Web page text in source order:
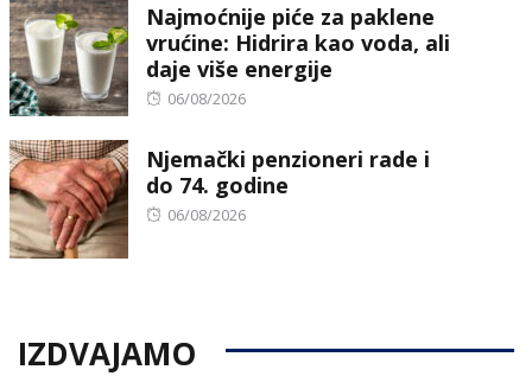
Najmoćnije piće za paklene
vrućine: Hidrira kao voda, ali
daje više energije
Posted
06/08/2026
Njemački penzioneri rade i
do 74. godine
Posted
06/08/2026
IZDVAJAMO